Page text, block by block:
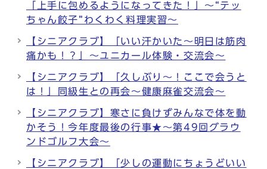
「上手に包めるようになってきた！」～“テッ
ちゃん餃子”わくわく料理実習～
【シニアクラブ】「いい汗かいた～明日は筋肉
痛かも！？」～ユニカール体験・交流会～
【シニアクラブ】「久しぶり～！ここで会うと
は！」同級生との再会～健康麻雀交流会～
【シニアクラブ】寒さに負けずみんなで体を動
かそう！今年度最後の行事★～第49回グラウ
ンドゴルフ大会～
【シニアクラブ】「少しの運動にちょうどいい